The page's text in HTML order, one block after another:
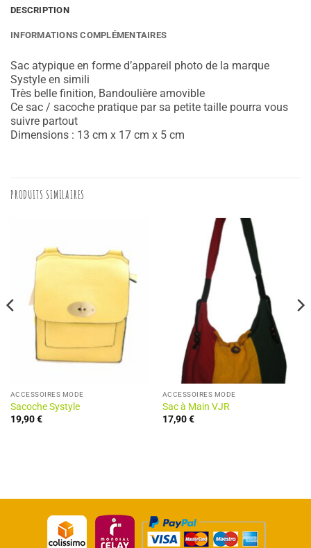
DESCRIPTION
INFORMATIONS COMPLÉMENTAIRES
Sac atypique en forme d’appareil photo de la marque
Systyle en simili
Très belle finition, Bandoulière amovible
Ce sac / sacoche pratique par sa petite taille pourra vous
suivre partout
Dimensions : 13 cm x 17 cm x 5 cm
PRODUITS SIMILAIRES
ACCESSOIRES MODE
Sacoche Systyle
19,90€
ACCESSOIRES MODE
Sac à Main VJR
17,90€